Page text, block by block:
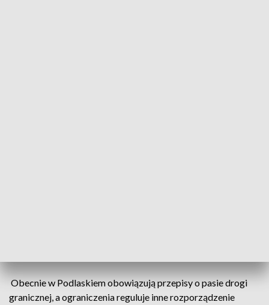
Obecnie w Podlaskiem obowiązują przepisy o pasie drogi
granicznej, a ograniczenia reguluje inne rozporządzenie